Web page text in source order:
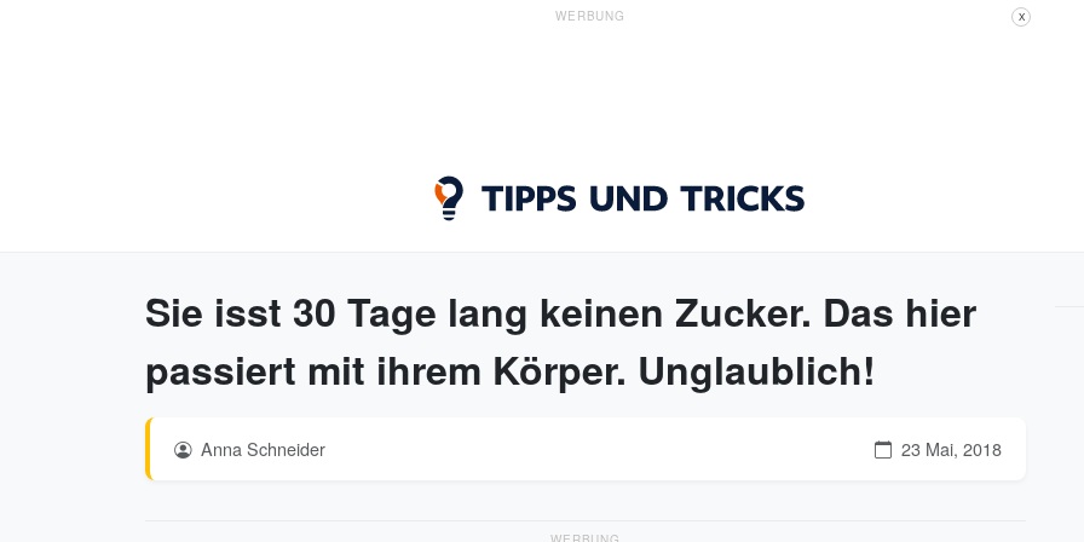
WERBUNG X
Sie isst 30 Tage lang keinen Zucker. Das hier
passiert mit ihrem Körper. Unglaublich!
Anna Schneider 23 Mai, 2018